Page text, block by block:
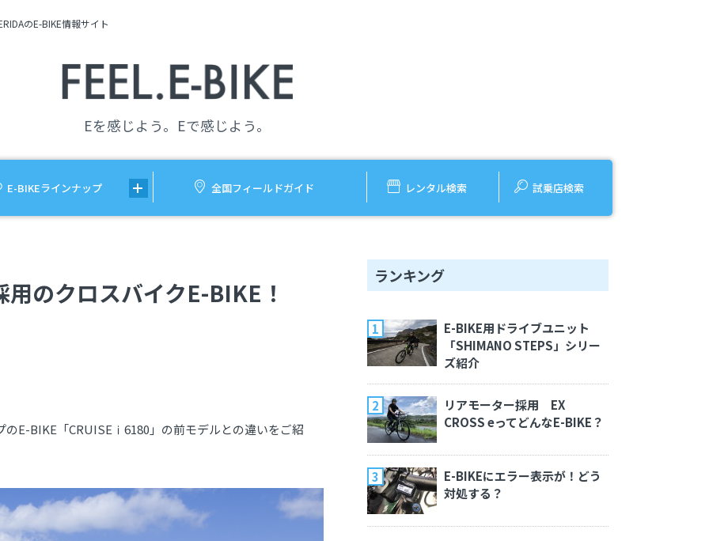
のE-BIKE情報サイト
Eを感じよう。Eで感じよう。
E-BIKEラインナップ 全国フィールドガイド レンタル検索 試乗店検索
のクロスバイクE-BIKE！
E-BIKE「CRUISEⅰ6180」の前モデルとの違いをご紹
ランキング
E-BIKE用ドライブユニット
「SHIMANO STEPS」シリー
ズ紹介
リアモーター採用 EX
CROSS eってどんなE-BIKE？
E-BIKEにエラー表示が！どう
対処する？